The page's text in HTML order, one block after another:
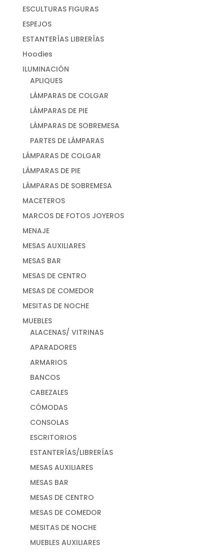
ESCULTURAS FIGURAS
ESPEJOS
ESTANTERÍAS LIBRERÍAS
Hoodies
ILUMINACIÓN
APLIQUES
LÁMPARAS DE COLGAR
LÁMPARAS DE PIE
LÁMPARAS DE SOBREMESA
PARTES DE LÁMPARAS
LÁMPARAS DE COLGAR
LÁMPARAS DE PIE
LÁMPARAS DE SOBREMESA
MACETEROS
MARCOS DE FOTOS JOYEROS
MENAJE
MESAS AUXILIARES
MESAS BAR
MESAS DE CENTRO
MESAS DE COMEDOR
MESITAS DE NOCHE
MUEBLES
ALACENAS/ VITRINAS
APARADORES
ARMARIOS
BANCOS
CABEZALES
CÓMODAS
CONSOLAS
ESCRITORIOS
ESTANTERÍAS/LIBRERÍAS
MESAS AUXILIARES
MESAS BAR
MESAS DE CENTRO
MESAS DE COMEDOR
MESITAS DE NOCHE
MUEBLES AUXILIARES